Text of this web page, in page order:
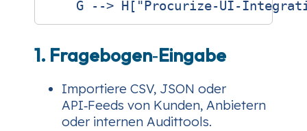
1. Fragebogen‑Eingabe
Importiere CSV, JSON oder
API‑Feeds von Kunden, Anbietern
oder internen Audittools.